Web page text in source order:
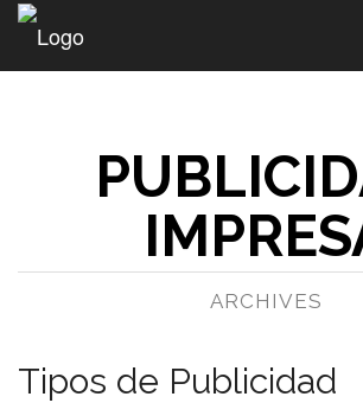
ARCHIVES
Tipos de Publicidad